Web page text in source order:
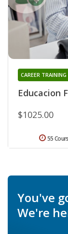
Educacion
CAREER
$1025.00
55
You've
We're